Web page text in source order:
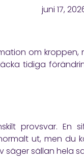
juni 17,
om
tidiga
provsvar. En
ut, men
sällan hela